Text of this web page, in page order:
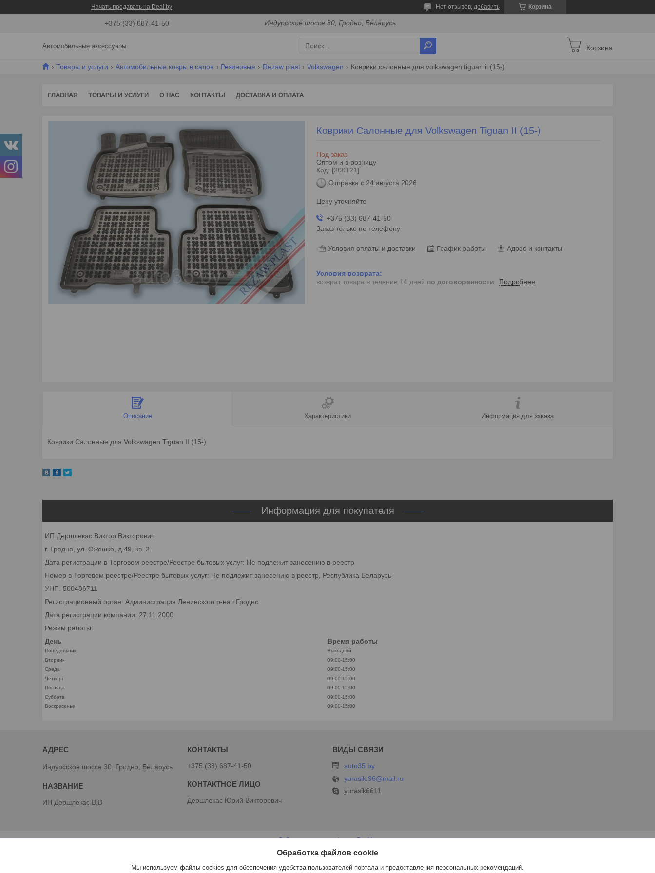
Начать продавать на Deal.by Корзина
Нет отзывов, добавить
+375 (33) 687-41-50 Индурсское шоссе 30, Гродно, Беларусь
Автомобильные аксессуары Корзина
Товары и услуги Автомобильные ковры в салон Резиновые Rezaw plast Volkswagen Коврики салонные для volkswagen tiguan ii (15-)
ГЛАВНАЯ ТОВАРЫ И УСЛУГИ О НАС КОНТАКТЫ ДОСТАВКА И ОПЛАТА
Коврики Салонные для Volkswagen Tiguan II (15-)
Под заказ
Оптом и в розницу
Код: [200121]
Отправка с 24 августа 2026
Цену уточняйте
+375 (33) 687-41-50
Заказ только по телефону
Условия оплаты и доставки График работы Адрес и контакты
возврат товара в течение 14 дней по договоренности Подробнее
Описание Характеристики Информация для заказа
Коврики Салонные для Volkswagen Tiguan II (15-)
Информация для покупателя
ИП Дершлекас Виктор Викторович
г. Гродно, ул. Ожешко, д.49, кв. 2.
Дата регистрации в Торговом реестре/Реестре бытовых услуг: Не подлежит занесению в реестр
Номер в Торговом реестре/Реестре бытовых услуг: Не подлежит занесению в реестр, Республика Беларусь
УНП: 500486711
Регистрационный орган: Администрация Ленинского р-на г.Гродно
Дата регистрации компании: 27.11.2000
Режим работы:
День
Время работы
Понедельник
Выходной
Вторник
09:00-15:00
Среда
09:00-15:00
Четверг
09:00-15:00
Пятница
09:00-15:00
Суббота
09:00-15:00
Воскресенье
09:00-15:00
Индурсское шоссе 30, Гродно, Беларусь
ИП Дершлекас В.В
+375 (33) 687-41-50
Дершлекас Юрий Викторович
auto35.by
yurasik.96@mail.ru
yurasik6611
Сайт создан на платформе Deal.by
Политика обработки файлов cookies
Обработка файлов cookie
Мы используем файлы cookies для обеспечения удобства пользователей портала и предоставления персональных рекомендаций.
ИП Дершлекас В.В | Пожаловаться на контент
Select Language ▼